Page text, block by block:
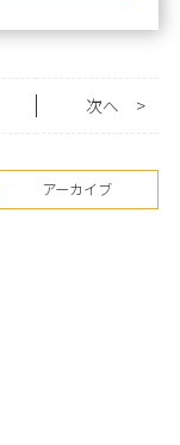
>
次へ
アーカイブ